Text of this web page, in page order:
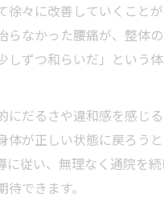
徐々に改善していくことが
らなかった腰痛が、整体
しずつ和らいだ」という
にだるさや違和感を感じ
体が正しい状態に戻ろう
に従い、無理なく通院を
できます。